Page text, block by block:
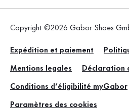
Copyright ©2026 Gabor Shoes
Expédition et paiement
Mentions legales Déclaration
Conditions d’éligibilité myGabor
Paramètres des cookies